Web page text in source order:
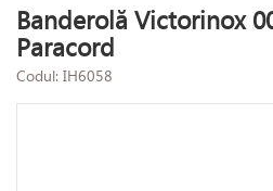
Banderolă Victorinox
Paracord
Codul: IH6058